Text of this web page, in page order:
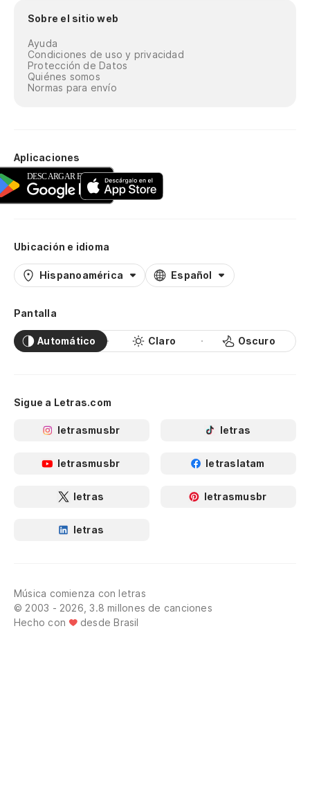
Sobre el sitio web
Ayuda
Condiciones de uso y privacidad
Protección de Datos
Quiénes somos
Normas para envío
Aplicaciones
Ubicación e idioma
Hispanoamérica Español
Pantalla
Automático Claro Oscuro
Sigue a Letras.com
letrasmusbr letras
letrasmusbr letraslatam
letras letrasmusbr
letras
Música comienza con letras
© 2003 - 2026, 3.8 millones de canciones
Hecho con
desde Brasil